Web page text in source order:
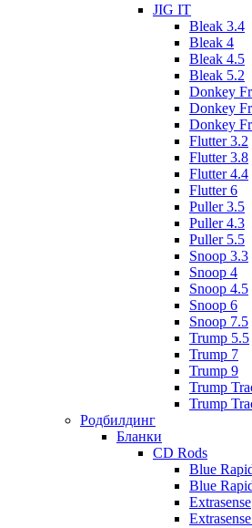
JIG IT
Bleak 3.4
Bleak 4
Bleak 4.5
Bleak 5.2
Donkey
Donkey
Donkey
Flutter 3.2
Flutter 3.8
Flutter 4.4
Flutter 6
Puller 3.5
Puller 4.3
Puller 5.5
Snoop 3.3
Snoop 4
Snoop 4.5
Snoop 6
Snoop 7.5
Trump 5.5
Trump 7
Trump 9
Trump
Trump
Родбилдинг
Бланки
CD Rods
Blue
Blue
Extrasense